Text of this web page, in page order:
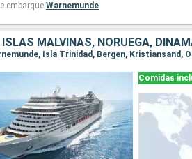
embarque:Warnemunde
MALVINAS, NORUEGA,
Isla Trinidad, Bergen, Kristiansand,
Comidas